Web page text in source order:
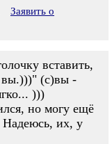
Заявить о
вставить,
вы.)))" (с)вы -
)))
но могу ещё
Надеюсь, их, у